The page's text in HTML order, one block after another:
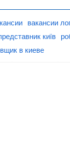
вакансии
київ
в киеве